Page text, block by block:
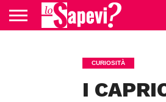
CURIOSITÀ
I